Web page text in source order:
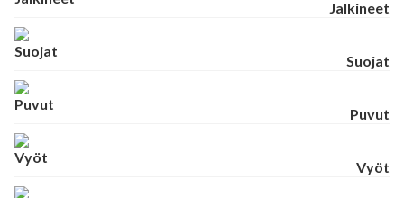
Jalkineet
Suojat
Puvut
Vyöt